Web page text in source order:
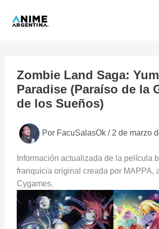
Zombie Land Saga:
Paradise (Paraíso de la
de los Sueños)
Por FacuSalasOk / 2 de marzo
Información actualizada de la película
franquicia original creada por MAPPA,
Cygames.